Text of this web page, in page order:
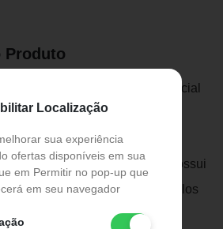
Localização
sua experiência
ofertas disponíveis em sua
em Permitir no pop-up que
em seu navegador
Produto
uma gordura "boa" e essencial
benefícios comprovados
do suplemento um dos mais
mundo. O Ômega 3 da Trinu possui
de DHA e um dos melhores selos
o que garante a qualidade e a